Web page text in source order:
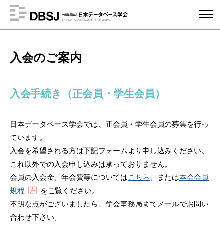
入会のご案内
入会手続き（正会員・学生会員）
日本データベース学会では、正会員・学生会員の募集を行っ
ています。
入会を希望される方は下記フォームより申し込みください。
これ以外での入会申し込みは承っておりません。
会員の入会金、年会費等についてはこちら 、または本会会員
規程
をご覧ください。
不明な点がございましたら、学会事務局までメールでお問い
合わせ下さい。